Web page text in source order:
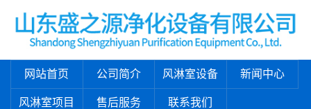
网站首页 公司简介 风淋室设备 新闻中心
风淋室项目 售后服务 联系我们